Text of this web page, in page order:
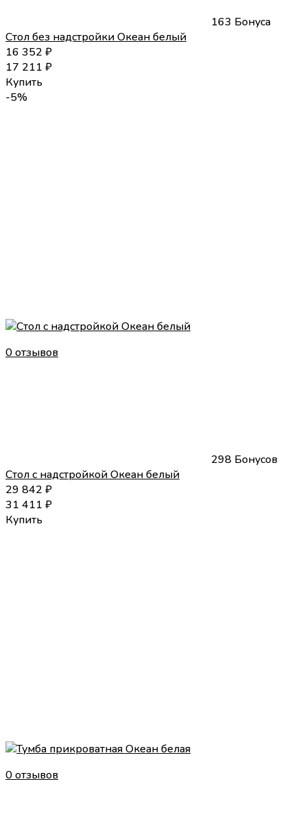
163 Бонуса
Стол без надстройки Океан белый
16 352 ₽
17 211 ₽
Купить
-5%
0 отзывов
298 Бонусов
Стол с надстройкой Океан белый
29 842 ₽
31 411 ₽
Купить
0 отзывов